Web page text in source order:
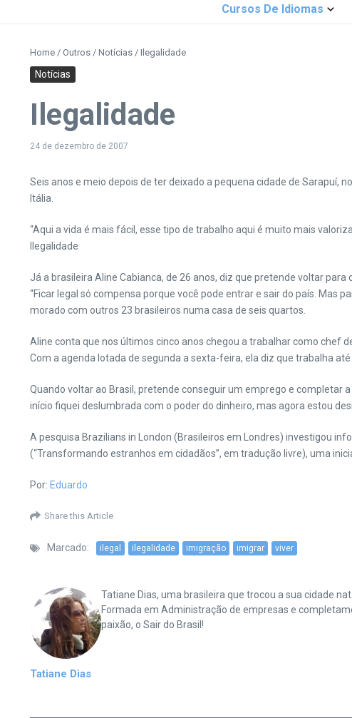
Cursos De Idiomas
Home / Outros / Notícias / Ilegalidade
Notícias
Ilegalidade
24 de dezembro de 2007
Seis anos e meio depois de ter deixado a pequena cidade de Sarapuí,
Itália.
“Aqui a vida é mais fácil, esse tipo de trabalho aqui é muito mais
Ilegalidade
Já a brasileira Aline Cabianca, de 26 anos, diz que pretende voltar
“Ficar legal só compensa porque você pode entrar e sair do país. Mas
morado com outros 23 brasileiros numa casa de seis quartos.
Aline conta que nos últimos cinco anos chegou a trabalhar como chef
Com a agenda lotada de segunda a sexta-feira, ela diz que trabalha
Quando voltar ao Brasil, pretende conseguir um emprego e completar
início fiquei deslumbrada com o poder do dinheiro, mas agora estou
A pesquisa Brazilians in London (Brasileiros em Londres) investigou
(“Transformando estranhos em cidadãos”, em tradução livre), uma
Por: Eduardo
Share this Article
Marcado: ilegal ilegalidade imigração imigrar viver
Tatiane Dias
Tatiane Dias, uma brasileira que trocou a sua cidade
Formada em Administração de empresas e
paixão, o Sair do Brasil!